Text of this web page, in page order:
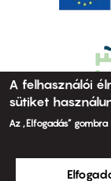
A felhasználói
sütiket
Az „Elfogadás”